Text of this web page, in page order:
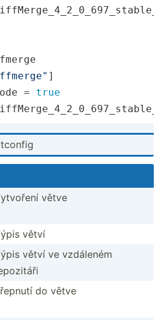
]
= true
větve
větví
větví ve vzdáleném
do větve